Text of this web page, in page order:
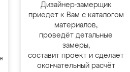
Дизайнер-замерщик
приедет к Вам с каталогом
материалов,
проведёт детальные
замеры,
составит проект и сделает
окончательный расчёт